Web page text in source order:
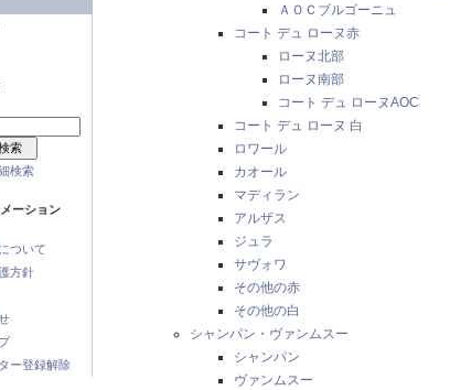
検索
ーション
ついて
方針
ー登録解除
ＡＯＣブルゴーニュ
コート デュ ローヌ赤
ローヌ北部
ローヌ南部
コート デュ ローヌAOC
コート デュ ローヌ 白
ロワール
カオール
マディラン
アルザス
ジュラ
サヴォワ
その他の赤
その他の白
シャンパン・ヴァンムスー
シャンパン
ヴァンムスー